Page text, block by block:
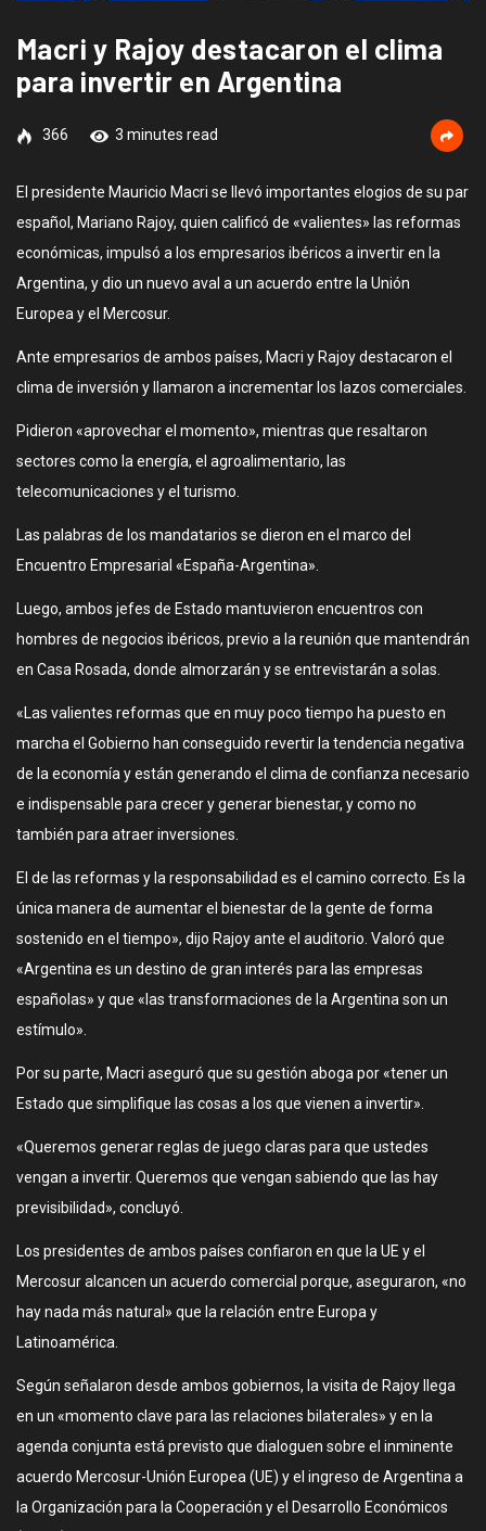
Macri y Rajoy destacaron el clima
para invertir en Argentina
366 3 minutes read
El presidente Mauricio Macri se llevó importantes elogios de su par
español, Mariano Rajoy, quien calificó de «valientes» las reformas
económicas, impulsó a los empresarios ibéricos a invertir en la
Argentina, y dio un nuevo aval a un acuerdo entre la Unión
Europea y el Mercosur.
Ante empresarios de ambos países, Macri y Rajoy destacaron el
clima de inversión y llamaron a incrementar los lazos comerciales.
Pidieron «aprovechar el momento», mientras que resaltaron
sectores como la energía, el agroalimentario, las
telecomunicaciones y el turismo.
Las palabras de los mandatarios se dieron en el marco del
Encuentro Empresarial «España-Argentina».
Luego, ambos jefes de Estado mantuvieron encuentros con
hombres de negocios ibéricos, previo a la reunión que mantendrán
en Casa Rosada, donde almorzarán y se entrevistarán a solas.
«Las valientes reformas que en muy poco tiempo ha puesto en
marcha el Gobierno han conseguido revertir la tendencia negativa
de la economía y están generando el clima de confianza necesario
e indispensable para crecer y generar bienestar, y como no
también para atraer inversiones.
El de las reformas y la responsabilidad es el camino correcto. Es la
única manera de aumentar el bienestar de la gente de forma
sostenido en el tiempo», dijo Rajoy ante el auditorio. Valoró que
«Argentina es un destino de gran interés para las empresas
españolas» y que «las transformaciones de la Argentina son un
estímulo».
Por su parte, Macri aseguró que su gestión aboga por «tener un
Estado que simplifique las cosas a los que vienen a invertir».
«Queremos generar reglas de juego claras para que ustedes
vengan a invertir. Queremos que vengan sabiendo que las hay
previsibilidad», concluyó.
Los presidentes de ambos países confiaron en que la UE y el
Mercosur alcancen un acuerdo comercial porque, aseguraron, «no
hay nada más natural» que la relación entre Europa y
Latinoamérica.
Según señalaron desde ambos gobiernos, la visita de Rajoy llega
en un «momento clave para las relaciones bilaterales» y en la
agenda conjunta está previsto que dialoguen sobre el inminente
acuerdo Mercosur-Unión Europea (UE) y el ingreso de Argentina a
la Organización para la Cooperación y el Desarrollo Económicos